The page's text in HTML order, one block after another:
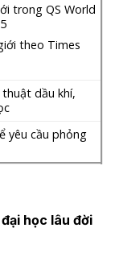
trong QS World
theo Times
dầu khí,
yêu cầu phỏng
học lâu đời